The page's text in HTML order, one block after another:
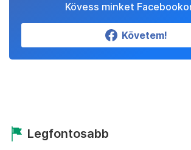
Kövess minket
Követem!
Legfontosabb